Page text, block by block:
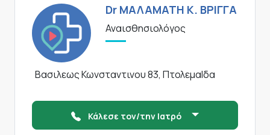
Dr ΜΑΛΑΜΑΤΗ Κ. ΒΡΙΓΓΑ
Αναισθησιολόγος
Βασιλεως Κωνσταντινου 83, ΠτολεμαΙδα
Κάλεσε τον/την Ιατρό